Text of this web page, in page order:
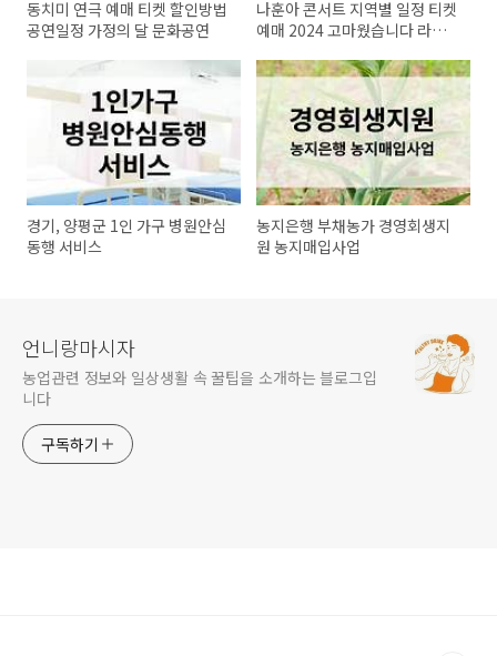
동치미 연극 예매 티켓 할인방법
공연일정 가정의 달 문화공연
나훈아 콘서트 지역별 일정 티켓
예매 2024 고마웠습니다 라스
경기, 양평군 1인 가구 병원안심
동행 서비스
농지은행 부채농가 경영회생지
원 농지매입사업
언니랑마시자
농업관련 정보와 일상생활 속 꿀팁을 소개하는 블로그입
니다
구독하기